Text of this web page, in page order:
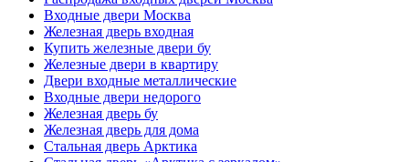
Входные двери Москва
Железная дверь входная
Купить железные двери бу
Железные двери в квартиру
Двери входные металлические
Входные двери недорого
Железная дверь бу
Железная дверь для дома
Стальная дверь Арктика